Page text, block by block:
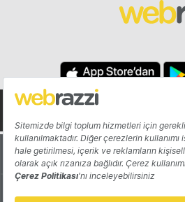
Hakkında
Katkıda Bulun